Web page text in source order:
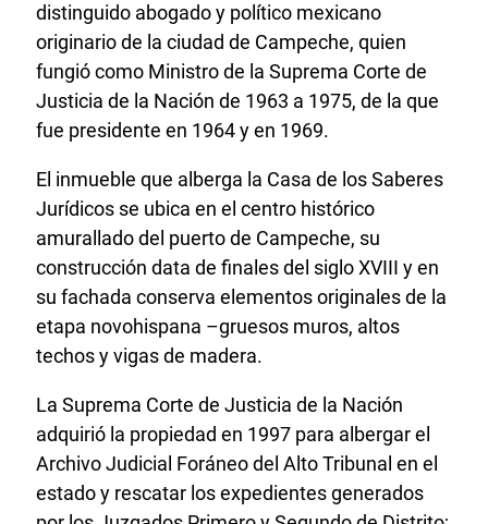
distinguido abogado y político mexicano
originario de la ciudad de Campeche, quien
fungió como Ministro de la Suprema Corte de
Justicia de la Nación de 1963 a 1975, de la que
fue presidente en 1964 y en 1969.
El inmueble que alberga la Casa de los Saberes
Jurídicos se ubica en el centro histórico
amurallado del puerto de Campeche, su
construcción data de finales del siglo XVIII y en
su fachada conserva elementos originales de la
etapa novohispana –gruesos muros, altos
techos y vigas de madera.
La Suprema Corte de Justicia de la Nación
adquirió la propiedad en 1997 para albergar el
Archivo Judicial Foráneo del Alto Tribunal en el
estado y rescatar los expedientes generados